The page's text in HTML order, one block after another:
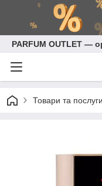
PARFUM OUTLET —
Товари та послуги